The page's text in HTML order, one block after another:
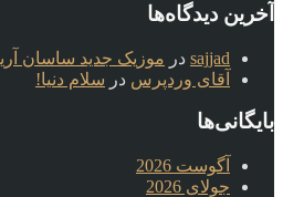
آخرین دیدگاه‌ها
sajjad در موزیک جدید ساسان
آقای وردپرس در سلام دنیا!
بایگانی‌ها
آگوست 2026
جولای 2026